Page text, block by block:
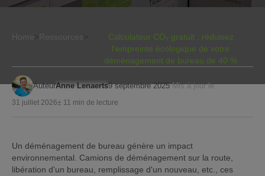
Calculateur CO₂ gratuit : réduisez
l'empreinte écologique de votre
déménagement de bureau de 40 %
AuteurAnne Lenaerts9 septembre 2025 Mis à jour le
31 juillet 2026± 11 min de lecture
Un déménagement de bureau génère un impact
environnemental. Camions de déménagement sur la route,
libération d'un bureau, remplissage d'un nouveau, etc., ces